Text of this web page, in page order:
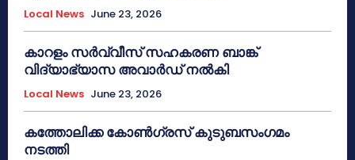
Local News June 23, 2026
കാറളം സർവ്വീസ് സഹകരണ ബാങ്ക്
വിദ്യാഭ്യാസ അവാർഡ് നൽകി
Local News June 23, 2026
കത്തോലിക്ക കോൺഗ്രസ് കുടുബസംഗമം
നടത്തി